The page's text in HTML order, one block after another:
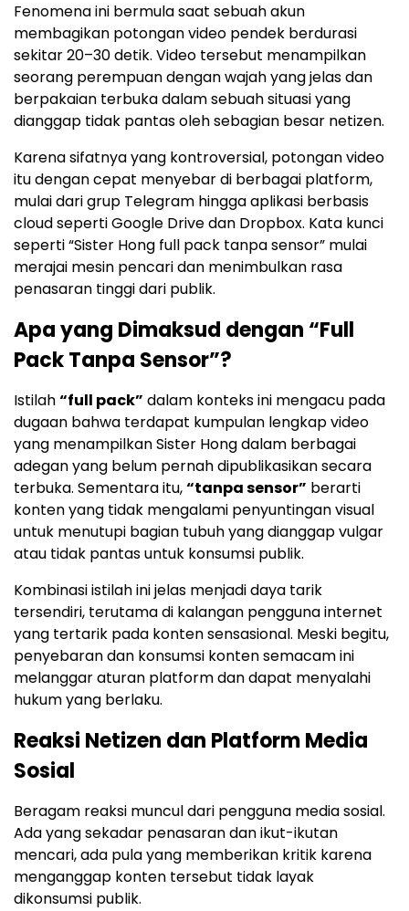
Fenomena ini bermula saat sebuah akun
membagikan potongan video pendek berdurasi
sekitar 20–30 detik. Video tersebut menampilkan
seorang perempuan dengan wajah yang jelas dan
berpakaian terbuka dalam sebuah situasi yang
dianggap tidak pantas oleh sebagian besar netizen.
Karena sifatnya yang kontroversial, potongan video
itu dengan cepat menyebar di berbagai platform,
mulai dari grup Telegram hingga aplikasi berbasis
cloud seperti Google Drive dan Dropbox. Kata kunci
seperti “Sister Hong full pack tanpa sensor” mulai
merajai mesin pencari dan menimbulkan rasa
penasaran tinggi dari publik.
Apa yang Dimaksud dengan “Full
Pack Tanpa Sensor”?
Istilah“full pack” dalam konteks ini mengacu pada
dugaan bahwa terdapat kumpulan lengkap video
yang menampilkan Sister Hong dalam berbagai
adegan yang belum pernah dipublikasikan secara
terbuka. Sementara itu,“tanpa sensor” berarti
konten yang tidak mengalami penyuntingan visual
untuk menutupi bagian tubuh yang dianggap vulgar
atau tidak pantas untuk konsumsi publik.
Kombinasi istilah ini jelas menjadi daya tarik
tersendiri, terutama di kalangan pengguna internet
yang tertarik pada konten sensasional. Meski begitu,
penyebaran dan konsumsi konten semacam ini
melanggar aturan platform dan dapat menyalahi
hukum yang berlaku.
Reaksi Netizen dan Platform Media
Sosial
Beragam reaksi muncul dari pengguna media sosial.
Ada yang sekadar penasaran dan ikut-ikutan
mencari, ada pula yang memberikan kritik karena
menganggap konten tersebut tidak layak
dikonsumsi publik.